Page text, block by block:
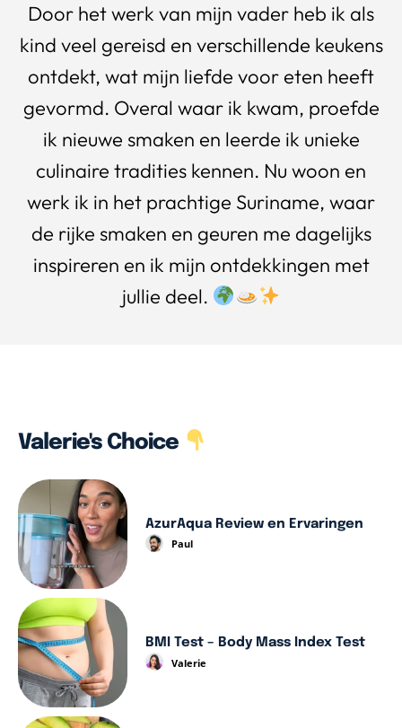
Door het werk van mijn vader heb ik als
kind veel gereisd en verschillende keukens
ontdekt, wat mijn liefde voor eten heeft
gevormd. Overal waar ik kwam, proefde
ik nieuwe smaken en leerde ik unieke
culinaire tradities kennen. Nu woon en
werk ik in het prachtige Suriname, waar
de rijke smaken en geuren me dagelijks
inspireren en ik mijn ontdekkingen met
jullie deel.
Valerie's Choice
AzurAqua Review en Ervaringen
Paul
BMI Test – Body Mass Index Test
Valerie